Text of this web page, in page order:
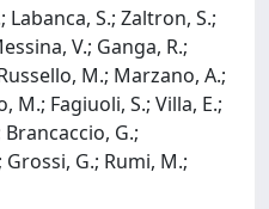
S.; Zaltron, S.;
V.; Ganga, R.;
M.; Marzano, A.;
M.; Fagiuoli, S.; Villa, E.;
G.;
G.; Rumi, M.;